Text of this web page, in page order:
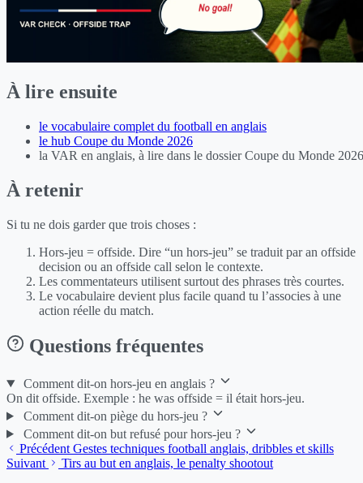
À lire ensuite
le vocabulaire complet du football en anglais
le hub Coupe du Monde 2026
la VAR en anglais, à lire dans le dossier Coupe du Monde 2026
À retenir
Si tu ne dois garder que trois choses :
Hors-jeu = offside. Dire “un hors-jeu” se traduit par an offside
decision ou an offside call selon le contexte.
Les commentateurs utilisent surtout des phrases très courtes.
Le vocabulaire devient plus facile quand tu l’associes à une
action réelle du match.
Questions fréquentes
Comment dit-on hors-jeu en anglais ?
On dit offside. Exemple : he was offside = il était hors-jeu.
Comment dit-on piège du hors-jeu ?
Comment dit-on but refusé pour hors-jeu ?
Précédent Gestes techniques football anglais, dribbles et skills
Suivant
Tirs au but en anglais, le penalty shootout